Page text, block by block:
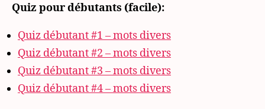
Quiz pour débutants (facile):
Quiz débutant #1 – mots divers
Quiz débutant #2 – mots divers
Quiz débutant #3 – mots divers
Quiz débutant #4 – mots divers